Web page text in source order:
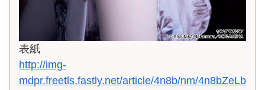
表紙
http://img-
mdpr.freetls.fastly.net/article/4n8b/nm/4n8bZeLb